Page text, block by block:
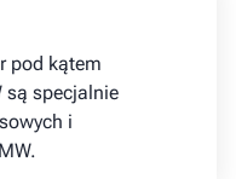
pod kątem
są specjalnie
i